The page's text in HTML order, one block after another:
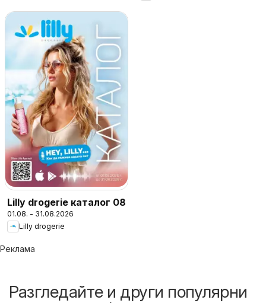
Lilly drogerie каталог 08
01.08. - 31.08.2026
Lilly drogerie
Реклама
Разгледайте и други популярни